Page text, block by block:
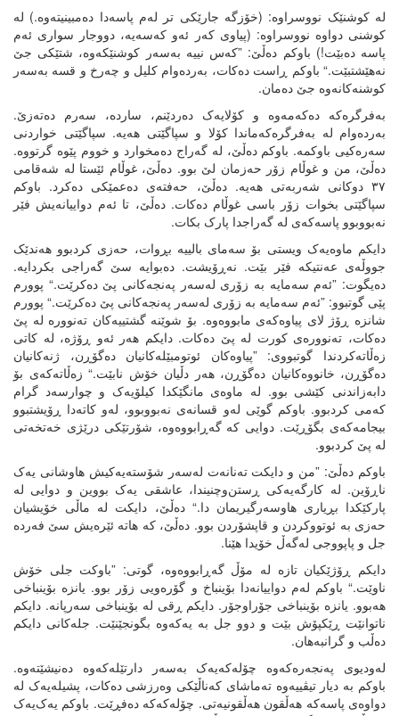
لە کوشنێک نووسراوە: (خۆزگە جارێکی تر لەم پاسەدا دەمبینیتەوە.) لە
کوشنی دواوە نووسراوە: (پیاوی کەر ئەو کەسەیە، دووجار سواری ئەم
پاسە دەبێت!) باوکم دەڵێ: ”کەس نییە بەسەر کوشنێکەوە، شتێکی جێ
نەهێشتبێت.“ باوکم ڕاست دەکات، بەردەوام کلیل و چەرخ و قسە بەسەر
کوشنەکانەوە جێ دەمان.
بەفرگرەکە دەکەمەوە و کۆلایەک دەردێنم، ساردە، سەرم دەتەزێ.
بەردەوام لە بەفرگرەکەماندا کۆلا و سپاگێتی هەیە. سپاگێتی خواردنی
سەرەکیی باوکمە. باوکم دەڵێ، لە گەراج دەمخوارد و خووم پێوە گرتووە.
دەڵێ، من و غوڵام زۆر حەزمان لێ بوو. دەڵێ، غوڵام ئێستا لە شەقامی
٣٧ دوکانی شەربەتی هەیە. دەڵێ، حەفتەی دەعمێکی دەکرد. باوکم
سپاگێتی بخوات زۆر باسی غوڵام دەکات. دەڵێ، تا ئەم دواییانەیش فێر
نەبووبوو پاسەکەی لە گەراجدا پارک بکات.
دایکم ماوەیەک ویستی بۆ سەمای بالییە بڕوات، حەزی کردبوو هەندێک
جووڵەی عەنتیکە فێر بێت. نەڕۆیشت. دەبوایە سێ گەراجی بکردایە.
دەیگوت: ”ئەم سەمایە بە زۆری لەسەر پەنجەکانی پێ دەکرێت.“ پوورم
پێی گوتبوو: ”ئەم سەمایە بە زۆری لەسەر پەنجەکانی پێ دەکرێت.“ پوورم
شانزە ڕۆژ لای پیاوەکەی مابووەوە. بۆ شوێنە گشتییەکان تەنوورە لە پێ
دەکات، تەنوورەی کورت لە پێ دەکات. دایکم هەر ئەو ڕۆژە، لە کاتی
زەڵاتەکردندا گوتبووی: ”پیاوەکان ئوتومبێلەکانیان دەگۆڕن، ژنەکانیان
دەگۆڕن، خانووەکانیان دەگۆڕن، هەر دڵیان خۆش نابێت.“ زەڵاتەکەی بۆ
دابەزاندنی کێشی بوو. لە ماوەی مانگێکدا کیلۆیەک و چوارسەد گرام
کەمی کردبوو. باوکم گوێی لەو قسانەی نەبووبوو، لەو کاتەدا ڕۆیشتبوو
بیجامەکەی بگۆڕێت. دوایی کە گەڕابووەوە، شۆرتێکی درێژی خەتخەتی
لە پێ کردبوو.
باوکم دەڵێ: ”من و دایکت تەنانەت لەسەر شۆستەیەکیش هاوشانی یەک
ناڕۆین. لە کارگەیەکی ڕستن‌وچنیندا، عاشقی یەک بووین و دوایی لە
پارکێکدا بڕیاری هاوسەرگیریمان دا.“ دەڵێ، دایکت لە ماڵی خۆیشیان
حەزی بە ئوتووکردن و قاپشۆردن بوو. دەڵێ، کە هاتە ئێرەیش سێ فەردە
جل و پاپووجی لەگەڵ خۆیدا هێنا.
دایکم ڕۆژێکیان تازە لە مۆڵ گەڕابووەوە، گوتی: ”باوکت جلی خۆش
ناوێت.“ باوکم لەم دواییانەدا بۆینباخ و گۆرەویی زۆر بوو. یانزە بۆینباخی
هەبوو. یانزە بۆینباخی جۆراوجۆر. دایکم ڕقی لە بۆینباخی سەرپانە. دایکم
ناتوانێت ڕێکپۆش بێت و دوو جل بە یەکەوە بگونجێنێت. جلەکانی دایکم
دەڵب و گرانبەهان.
لەودیوی پەنجەرەکەوە چۆلەکەیەک بەسەر دارتێلەکەوە دەنیشێتەوە.
باوکم بە دیار تیڤییەوە تەماشای کەناڵێکی وەرزشی دەکات، پشیلەیەک لە
دواوەی پاسەکە هەڵقون هەڵقونیەتی. چۆلەکەکە دەفڕێت. باوکم یەک‌یەک